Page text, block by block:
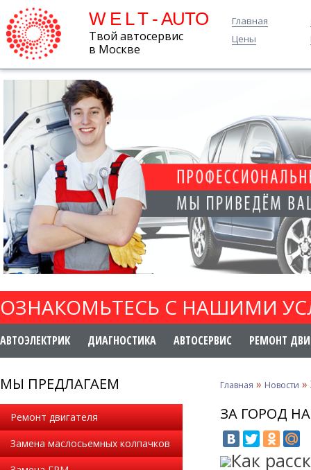
W E L T - AUTO
Твой автосервис
в Москве
Главная
Цены
ОЗНАКОМЬТЕСЬ С НАШИМИ
АВТОЭЛЕКТРИК ДИАГНОСТИКА АВТОСЕРВИС РЕМОНТ
МЫ ПРЕДЛАГАЕМ
Ремонт двигателя
Замена маслосьемных колпачков
Главная » Новости »
ЗА ГОРОД
Как